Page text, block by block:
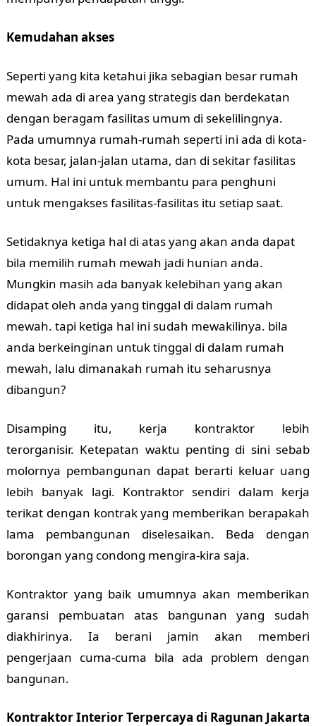
Kemudahan akses
Seperti yang kita ketahui jika sebagian besar rumah
mewah ada di area yang strategis dan berdekatan
dengan beragam fasilitas umum di sekelilingnya.
Pada umumnya rumah-rumah seperti ini ada di kota-
kota besar, jalan-jalan utama, dan di sekitar fasilitas
umum. Hal ini untuk membantu para penghuni
untuk mengakses fasilitas-fasilitas itu setiap saat.
Setidaknya ketiga hal di atas yang akan anda dapat
bila memilih rumah mewah jadi hunian anda.
Mungkin masih ada banyak kelebihan yang akan
didapat oleh anda yang tinggal di dalam rumah
mewah. tapi ketiga hal ini sudah mewakilinya. bila
anda berkeinginan untuk tinggal di dalam rumah
mewah, lalu dimanakah rumah itu seharusnya
dibangun?
Disamping itu, kerja kontraktor lebih
terorganisir. Ketepatan waktu penting di sini sebab
molornya pembangunan dapat berarti keluar uang
lebih banyak lagi. Kontraktor sendiri dalam kerja
terikat dengan kontrak yang memberikan berapakah
lama pembangunan diselesaikan. Beda dengan
borongan yang condong mengira-kira saja.
Kontraktor yang baik umumnya akan memberikan
garansi pembuatan atas bangunan yang sudah
diakhirinya. Ia berani jamin akan memberi
pengerjaan cuma-cuma bila ada problem dengan
bangunan.
Kontraktor Interior Terpercaya di Ragunan Jakarta